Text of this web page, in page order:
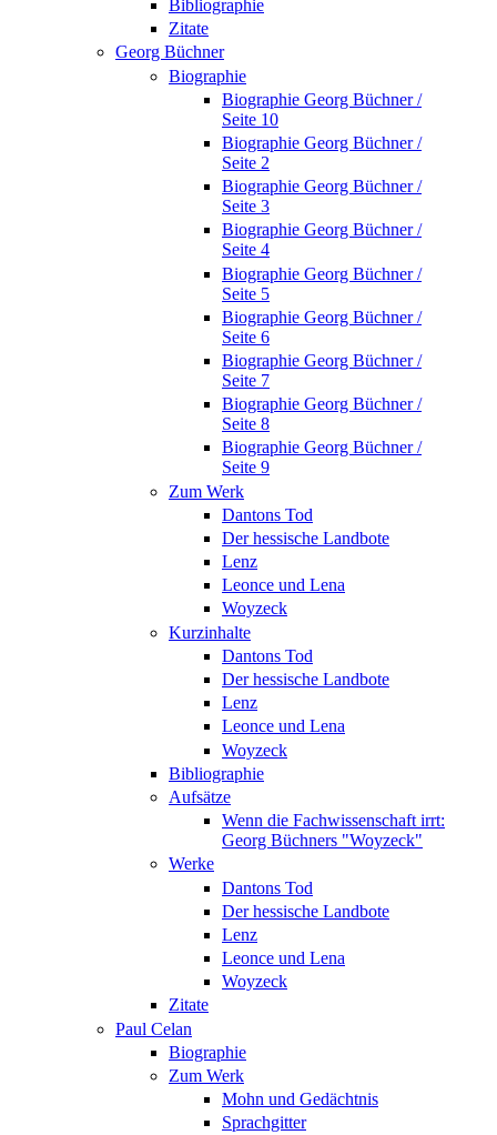
Bibliographie
Zitate
Georg Büchner
Biographie
Biographie Georg Büchner /
Seite 10
Biographie Georg Büchner /
Seite 2
Biographie Georg Büchner /
Seite 3
Biographie Georg Büchner /
Seite 4
Biographie Georg Büchner /
Seite 5
Biographie Georg Büchner /
Seite 6
Biographie Georg Büchner /
Seite 7
Biographie Georg Büchner /
Seite 8
Biographie Georg Büchner /
Seite 9
Zum Werk
Dantons Tod
Der hessische Landbote
Lenz
Leonce und Lena
Woyzeck
Kurzinhalte
Dantons Tod
Der hessische Landbote
Lenz
Leonce und Lena
Woyzeck
Bibliographie
Aufsätze
Wenn die Fachwissenschaft irrt:
Georg Büchners "Woyzeck"
Werke
Dantons Tod
Der hessische Landbote
Lenz
Leonce und Lena
Woyzeck
Zitate
Paul Celan
Biographie
Zum Werk
Mohn und Gedächtnis
Sprachgitter